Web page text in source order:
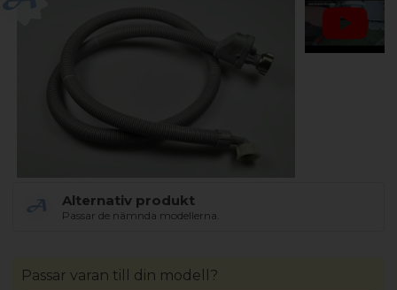
Alternativ produkt
Passar de nämnda modellerna.
Passar varan till din modell?